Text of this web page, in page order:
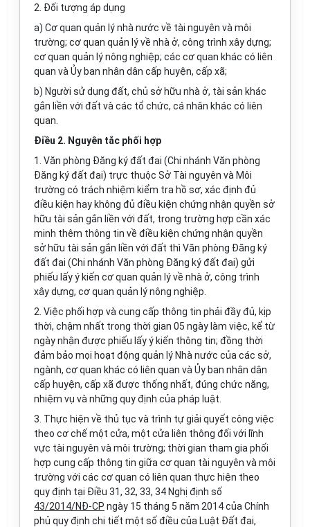
2. Đối tượng áp dụng
a) Cơ quan quản lý nhà nước về tài nguyên và môi
trường; cơ quan quản lý về nhà ở, công trình xây dựng;
cơ quan quản lý nông nghiệp; các cơ quan khác có liên
quan và Ủy ban nhân dân cấp huyện, cấp xã;
b) Người sử dụng đất, chủ sở hữu nhà ở, tài sản khác
gắn liền với đất và các tổ chức, cá nhân khác có liên
quan.
Điều 2. Nguyên tắc phối hợp
1. Văn phòng Đăng ký đất đai (Chi nhánh Văn phòng
Đăng ký đất đai) trực thuộc Sở Tài nguyên và Môi
trường có trách nhiệm kiểm tra hồ sơ, xác định đủ
điều kiện hay không đủ điều kiện chứng nhận quyền sở
hữu tài sản gắn liền với đất, trong trường hợp cần xác
minh thêm thông tin về điều kiện chứng nhận quyền
sở hữu tài sản gắn liền với đất thì Văn phòng Đăng ký
đất đai (Chi nhánh Văn phòng Đăng ký đất đai) gửi
phiếu lấy ý kiến cơ quan quản lý về nhà ở, công trình
xây dựng, cơ quan quản lý nông nghiệp.
2. Việc phối hợp và cung cấp thông tin phải đầy đủ, kịp
thời, chậm nhất trong thời gian 05 ngày làm việc, kể từ
ngày nhận được phiếu lấy ý kiến thông tin; đồng thời
đảm bảo mọi hoạt động quản lý Nhà nước của các sở,
ngành, cơ quan khác có liên quan và Ủy ban nhân dân
cấp huyện, cấp xã được thống nhất, đúng chức năng,
nhiệm vụ và những quy định của pháp luật.
3. Thực hiện về thủ tục và trình tự giải quyết công việc
theo cơ chế một cửa, một cửa liên thông đối với lĩnh
vực tài nguyên và môi trường; thời gian tham gia phối
hợp cung cấp thông tin giữa cơ quan tài nguyên và môi
trường với các cơ quan có liên quan thực hiện theo
quy định tại Điều 31, 32, 33, 34 Nghị định số
43/2014/NĐ-CP ngày 15 tháng 5 năm 2014 của Chính
phủ quy định chi tiết một số điều của Luật Đất đai,